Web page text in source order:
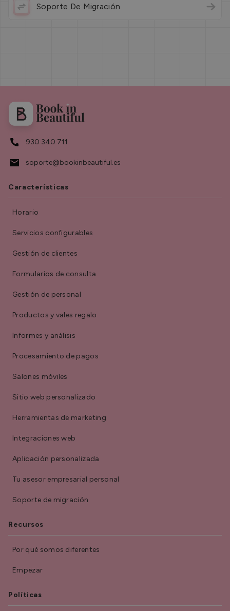
Soporte De Migración
930 340 711
soporte@bookinbeautiful.es
Características
Horario
Servicios configurables
Gestión de clientes
Formularios de consulta
Gestión de personal
Productos y vales regalo
Informes y análisis
Procesamiento de pagos
Salones móviles
Sitio web personalizado
Herramientas de marketing
Integraciones web
Aplicación personalizada
Tu asesor empresarial personal
Soporte de migración
Recursos
Por qué somos diferentes
Empezar
Políticas